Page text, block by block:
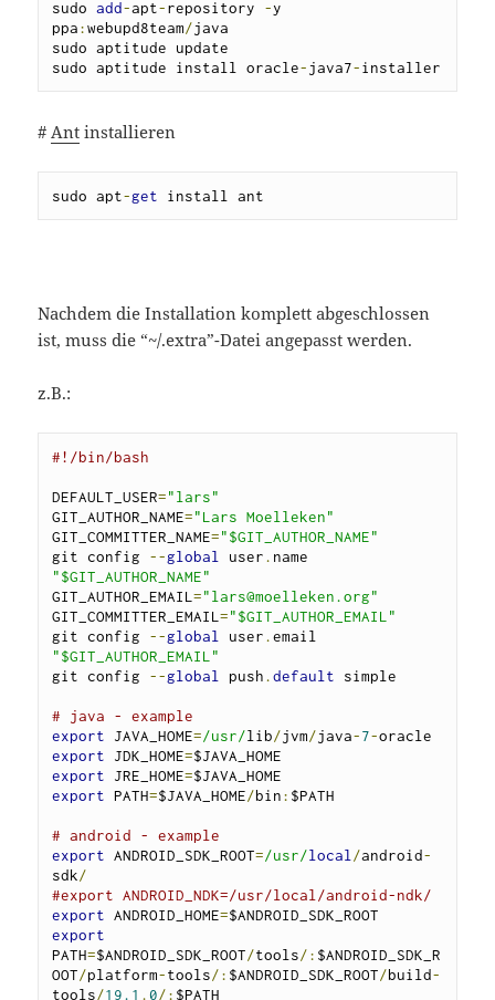
sudo add-apt-repository -y
ppa:webupd8team/java
sudo aptitude update
sudo aptitude install oracle-java7-installer
#Ant installieren
sudo apt-get install ant
Nachdem die Installation komplett abgeschlossen
ist, muss die “~/.extra”-Datei angepasst werden.
z.B.:
DEFAULT_USER="lars"
GIT_AUTHOR_NAME="Lars Moelleken"
GIT_COMMITTER_NAME="$GIT_AUTHOR_NAME"
git config --global user.
"$GIT_AUTHOR_NAME"
GIT_AUTHOR_EMAIL="lars@moelleken.org"
GIT_COMMITTER_EMAIL="$GIT_AUTHOR_EMAIL"
git config --global user.
"$GIT_AUTHOR_EMAIL"
git config --global push.default simple
# java - example
export JAVA_HOME=/usr/lib/jvm/java-7-
export JDK_HOME=
export JRE_HOME=
export PATH=$JAVA_HOME/bin: $PATH
# android - example
export ANDROID_SDK_ROOT=/usr/local/android-
sdk/
#export ANDROID_NDK=/usr/local/android-ndk/
export ANDROID_HOME=
export
PATH=$ANDROID_SDK_ROOT/tools/: $ANDROID_SDK_R
OOT/platform-tools/: $ANDROID_SDK_ROOT/build-
tools/19.1 .0/: $PATH